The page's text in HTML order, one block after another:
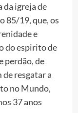
da igreja de
85/19, que, os
e
do espirito de
perdão, de
de resgatar a
no Mundo,
37 anos